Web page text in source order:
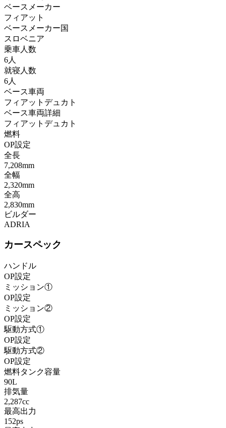
ベースメーカー
フィアット
ベースメーカー国
スロベニア
乗車人数
6人
就寝人数
6人
ベース車両
フィアットデュカト
ベース車両詳細
フィアットデュカト
燃料
OP設定
全長
7,208mm
全幅
2,320mm
全高
2,830mm
ビルダー
ADRIA
カースペック
ハンドル
OP設定
ミッション①
OP設定
ミッション②
OP設定
駆動方式①
OP設定
駆動方式②
OP設定
燃料タンク容量
90L
排気量
2,287cc
最高出力
152ps